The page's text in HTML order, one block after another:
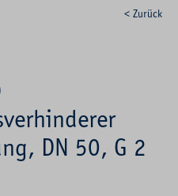
< Zurück
DN 50, G 2